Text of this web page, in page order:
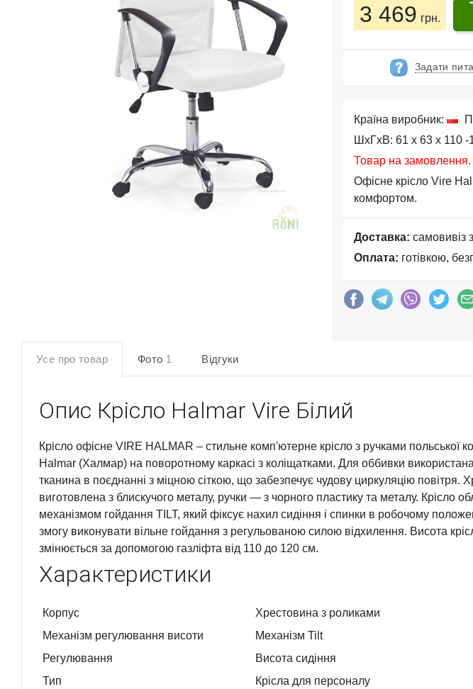
3 469 грн.
Задати
Країна виробник:
ШхГхВ: 61 x 63 x 110 -
Товар на замовлення.
Офісне крісло Vire
комфортом.
Доставка: самовивіз
Оплата: готівкою,
Усе про товар Фото 1 Відгуки
Опис Крісло Halmar Vire Білий
Крісло офісне VIRE HALMAR – стильне комп'ютерне крісло з ручками польської
Halmar (Халмар) на поворотному каркасі з коліщатками. Для оббивки
тканина в поєднанні з міцною сіткою, що забезпечує чудову циркуляцію повітря.
виготовлена з блискучого металу, ручки — з чорного пластику та металу. Крісло
механізмом гойдання TILT, який фіксує нахил сидіння і спинки в робочому
змогу виконувати вільне гойдання з регульованою силою відхилення. Висота
змінюється за допомогою газліфта від 110 до 120 см.
Характеристики
Корпус
Хрестовина з роликами
Механізм регулювання висоти
Механізм Tilt
Регулювання
Висота сидіння
Тип
Крісла для персоналу